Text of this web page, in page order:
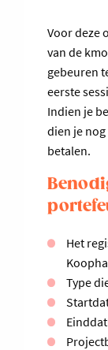
Voor deze
van de
gebeuren
eerste
Indien je
dien je
betalen.
Het
Type